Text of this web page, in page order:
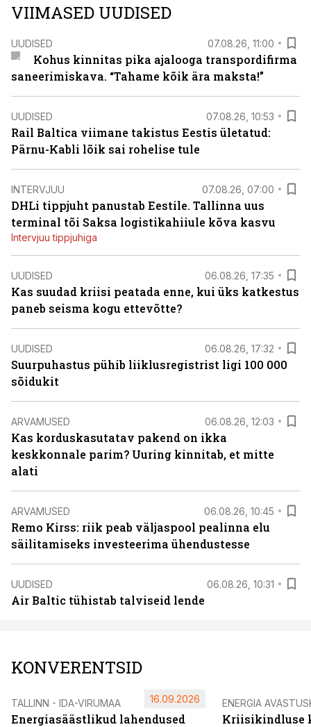
VIIMASED UUDISED
UUDISED 07.08.26, 11:00
Kohus kinnitas pika ajalooga transpordifirma
saneerimiskava. “Tahame kõik ära maksta!”
UUDISED 07.08.26, 10:53
Rail Baltica viimane takistus Eestis ületatud:
Pärnu-Kabli lõik sai rohelise tule
INTERVJUU 07.08.26, 07:00
DHLi tippjuht panustab Eestile. Tallinna uus
terminal tõi Saksa logistikahiiule kõva kasvu
Intervjuu tippjuhiga
UUDISED 06.08.26, 17:35
Kas suudad kriisi peatada enne, kui üks katkestus
paneb seisma kogu ettevõtte?
UUDISED 06.08.26, 17:32
Suurpuhastus pühib liiklusregistrist ligi 100 000
sõidukit
ARVAMUSED 06.08.26, 12:03
Kas korduskasutatav pakend on ikka
keskkonnale parim? Uuring kinnitab, et mitte
alati
ARVAMUSED 06.08.26, 10:45
Remo Kirss: riik peab väljaspool pealinna elu
säilitamiseks investeerima ühendustesse
UUDISED 06.08.26, 10:31
Air Baltic tühistab talviseid lende
KONVERENTSID
TALLINN - IDA-VIRUMAA
Energiasäästlikud lahendused
16.09.2026 ENERGIA
Kriisikindluse